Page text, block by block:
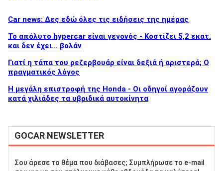
Car news: Δες εδώ όλες τις ειδήσεις της ημέρας
Το απόλυτο hypercar είναι γεγονός - Κοστίζει 5,2 εκατ.
και δεν έχει... βολάν
Γιατί η τάπα του ρεζερβουάρ είναι δεξιά ή αριστερά; Ο
πραγματικός λόγος
Η μεγάλη επιστροφή της Honda - Οι οδηγοί αγοράζουν
κατά χιλιάδες τα υβριδικά αυτοκίνητα
GOCAR NEWSLETTER
Σου άρεσε το θέμα που διάβασες; Συμπλήρωσε το e-mail